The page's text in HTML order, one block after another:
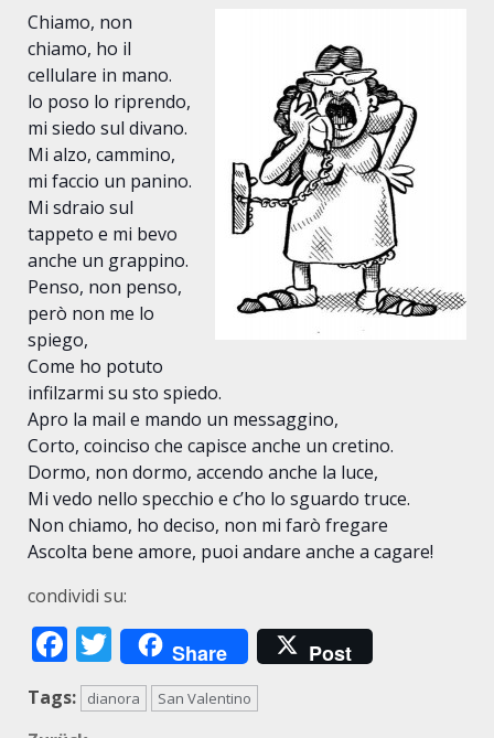
Chiamo, non
chiamo, ho il
cellulare in mano.
lo poso lo riprendo,
mi siedo sul divano.
Mi alzo, cammino,
mi faccio un panino.
Mi sdraio sul
tappeto e mi bevo
anche un grappino.
Penso, non penso,
però non me lo
spiego,
Come ho potuto
infilzarmi su sto spiedo.
Apro la mail e mando un messaggino,
Corto, coinciso che capisce anche un cretino.
Dormo, non dormo, accendo anche la luce,
Mi vedo nello specchio e c’ho lo sguardo truce.
Non chiamo, ho deciso, non mi farò fregare
Ascolta bene amore, puoi andare anche a cagare!
condividi su:
Facebook
Twitter
Share Post
Tags: dianora San Valentino